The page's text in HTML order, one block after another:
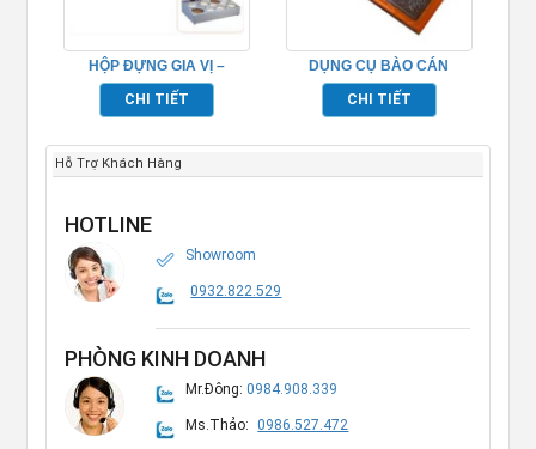
HỘP ĐỰNG GIA VỊ –
TP696090
CHI TIẾT
DỤNG CỤ BÀO CÁN
NHỰA- TP696104
CHI TIẾT
Hỗ Trợ Khách Hàng
HOTLINE
Showroom
0932.822.529
PHÒNG KINH DOANH
Mr.Đông:0984.908.339
Ms.Thảo: 0986.527.472